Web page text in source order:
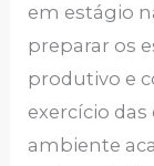
em estágio
preparar os
produtivo e
exercício
ambiente